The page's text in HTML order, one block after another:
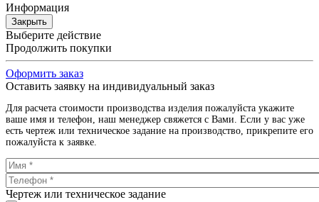
Информация
Закрыть
Выберите действие
Продолжить покупки
Оформить заказ
Оставить заявку на индивидуальный заказ
Для расчета стоимости производства изделия пожалуйста укажите
ваше имя и телефон, наш менеджер свяжется с Вами. Если у вас уже
есть чертеж или техническое задание на производство, прикрепите его
пожалуйста к заявке.
Чертеж или техническое задание